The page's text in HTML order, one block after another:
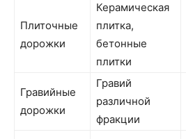
Плиточные
дорожки
Керамическая
плитка,
бетонные
плитки
Гравийные
дорожки
Гравий
различной
фракции